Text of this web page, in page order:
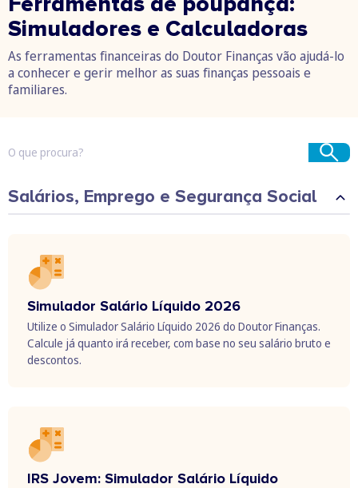
Simuladores e Calculadoras
As ferramentas financeiras do Doutor Finanças vão ajudá-lo
a conhecer e gerir melhor as suas finanças pessoais e
familiares.
Salários, Emprego e Segurança Social
Simulador Salário Líquido 2026
Utilize o Simulador Salário Líquido 2026 do Doutor Finanças.
Calcule já quanto irá receber, com base no seu salário bruto e
descontos.
IRS Jovem: Simulador Salário Líquido